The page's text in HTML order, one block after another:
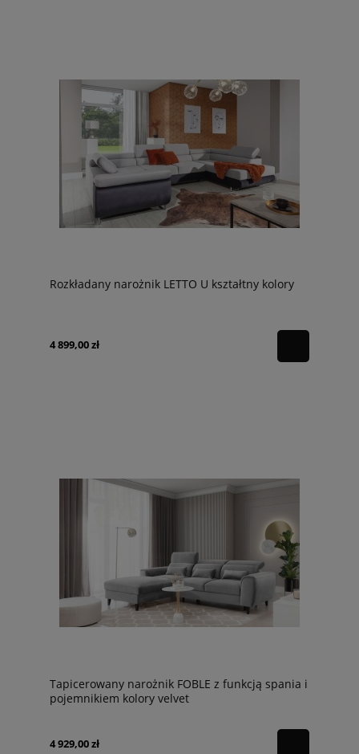
Rozkładany narożnik LETTO U kształtny kolory
4 899,00 zł
Tapicerowany narożnik FOBLE z funkcją spania i
pojemnikiem kolory velvet
4 929,00 zł